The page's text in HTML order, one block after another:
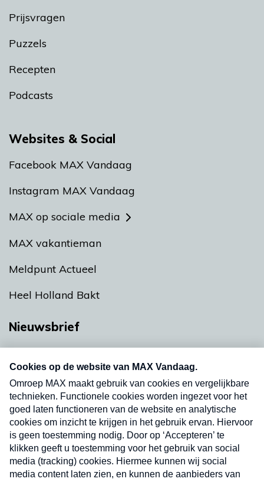
Prijsvragen
Puzzels
Recepten
Podcasts
Websites & Social
Facebook MAX Vandaag
Instagram MAX Vandaag
MAX op sociale media
MAX vakantieman
Meldpunt Actueel
Heel Holland Bakt
Nieuwsbrief
nieuwsbrief. Elke vrijdag- en dinsdagochtend in
uw mailbox.
Verzend